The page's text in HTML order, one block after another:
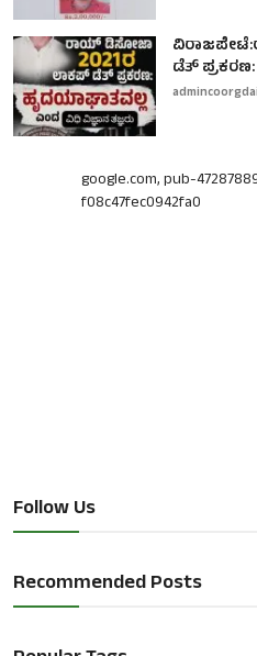
ಡೆತ್
google.com, pub-
f08c47fec0942fa0
Follow Us
Recommended Posts